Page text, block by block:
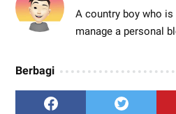
A country boy who
manage a personal
Berbagi